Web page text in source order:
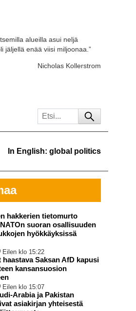
alueilla asui neljä
jäljellä enää viisi miljoonaa.”
Nicholas Kollerstrom
In English: global politics
hakkerien tietomurto
suoran osallisuuden
hyökkäyksissä
Eilen klo 15:22
Saksan AfD kapusi
kansansuosion
Eilen klo 15:07
Arabia ja Pakistan
asiakirjan yhteisestä